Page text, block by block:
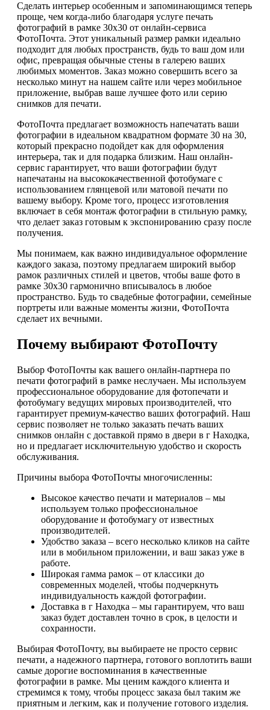
Сделать интерьер особенным и запоминающимся теперь
проще, чем когда-либо благодаря услуге печать
фотографий в рамке 30х30 от онлайн-сервиса
ФотоПочта. Этот уникальный размер рамки идеально
подходит для любых пространств, будь то ваш дом или
офис, превращая обычные стены в галерею ваших
любимых моментов. Заказ можно совершить всего за
несколько минут на нашем сайте или через мобильное
приложение, выбрав ваше лучшее фото или серию
снимков для печати.
ФотоПочта предлагает возможность напечатать ваши
фотографии в идеальном квадратном формате 30 на 30,
который прекрасно подойдет как для оформления
интерьера, так и для подарка близким. Наш онлайн-
сервис гарантирует, что ваши фотографии будут
напечатаны на высококачественной фотобумаге с
использованием глянцевой или матовой печати по
вашему выбору. Кроме того, процесс изготовления
включает в себя монтаж фотографии в стильную рамку,
что делает заказ готовым к экспонированию сразу после
получения.
Мы понимаем, как важно индивидуальное оформление
каждого заказа, поэтому предлагаем широкий выбор
рамок различных стилей и цветов, чтобы ваше фото в
рамке 30х30 гармонично вписывалось в любое
пространство. Будь то свадебные фотографии, семейные
портреты или важные моменты жизни, ФотоПочта
сделает их вечными.
Почему выбирают ФотоПочту
Выбор ФотоПочты как вашего онлайн-партнера по
печати фотографий в рамке неслучаен. Мы используем
профессиональное оборудование для фотопечати и
фотобумагу ведущих мировых производителей, что
гарантирует премиум-качество ваших фотографий. Наш
сервис позволяет не только заказать печать ваших
снимков онлайн с доставкой прямо в двери в г Находка,
но и предлагает исключительную удобство и скорость
обслуживания.
Причины выбора ФотоПочты многочисленны:
Высокое качество печати и материалов – мы
используем только профессиональное
оборудование и фотобумагу от известных
производителей.
Удобство заказа – всего несколько кликов на сайте
или в мобильном приложении, и ваш заказ уже в
работе.
Широкая гамма рамок – от классики до
современных моделей, чтобы подчеркнуть
индивидуальность каждой фотографии.
Доставка в г Находка – мы гарантируем, что ваш
заказ будет доставлен точно в срок, в целости и
сохранности.
Выбирая ФотоПочту, вы выбираете не просто сервис
печати, а надежного партнера, готового воплотить ваши
самые дорогие воспоминания в качественные
фотографии в рамке. Мы ценим каждого клиента и
стремимся к тому, чтобы процесс заказа был таким же
приятным и легким, как и получение готового изделия.